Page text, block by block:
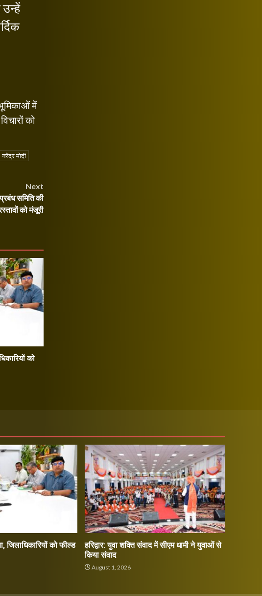
भूमिकाओं में
को
नरेंद्र मोदी
Next
समिति की
को मंजूरी
को
जिलाधिकारियों को फील्ड
हरिद्वार: युवा शक्ति संवाद में सीएम धामी ने युवाओं से
किया संवाद
August 1, 2026